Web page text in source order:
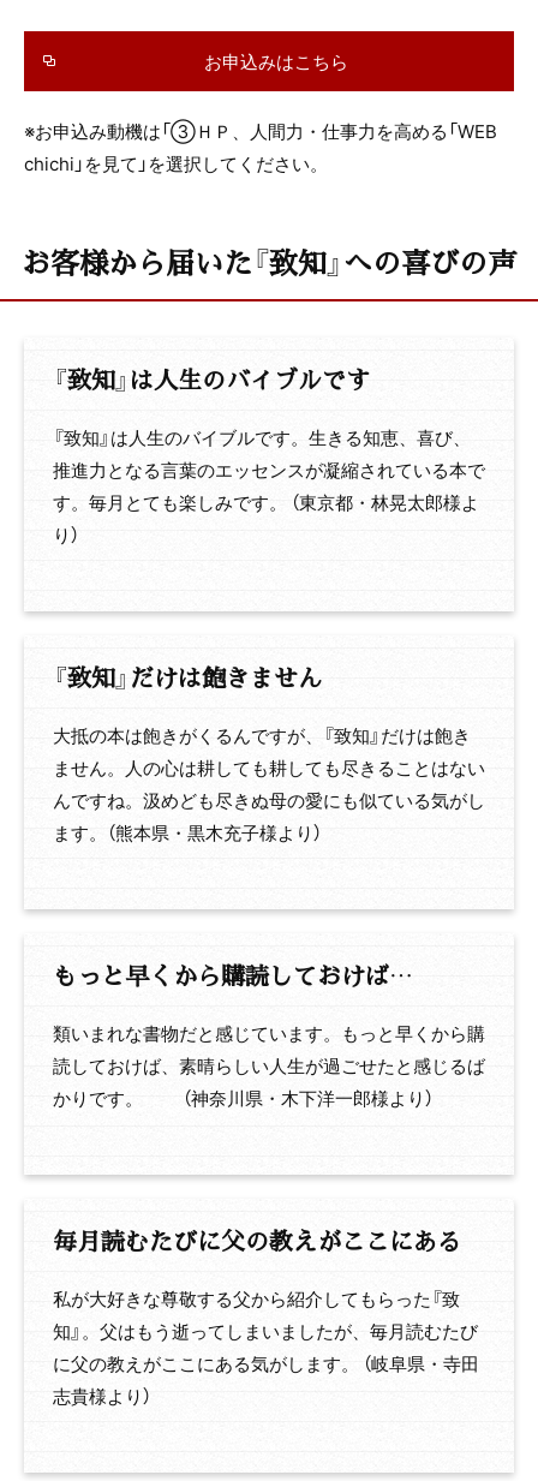
お申込みはこちら
※お申込み動機は「③ＨＰ、人間力・仕事力を高める「WEB
chichi」を見て」を選択してください。
お客様から届いた『致知』への喜びの声
『致知』は人生のバイブルです
『致知』は人生のバイブルです。生きる知恵、喜び、
推進力となる言葉のエッセンスが凝縮されている本で
す。毎月とても楽しみです。 （東京都・林晃太郎様よ
り）
『致知』だけは飽きません
大抵の本は飽きがくるんですが、『致知』だけは飽き
ません。人の心は耕しても耕しても尽きることはない
んですね。汲めども尽きぬ母の愛にも似ている気がし
ます。（熊本県・黒木充子様より）
もっと早くから購読しておけば…
類いまれな書物だと感じています。もっと早くから購
読しておけば、素晴らしい人生が過ごせたと感じるば
かりです。 （神奈川県・木下洋一郎様より）
毎月読むたびに父の教えがここにある
私が大好きな尊敬する父から紹介してもらった『致
知』。父はもう逝ってしまいましたが、毎月読むたび
に父の教えがここにある気がします。 （岐阜県・寺田
志貴様より）